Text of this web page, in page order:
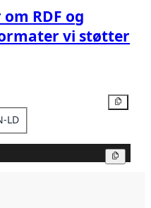
RDF og
vi støtter
LD